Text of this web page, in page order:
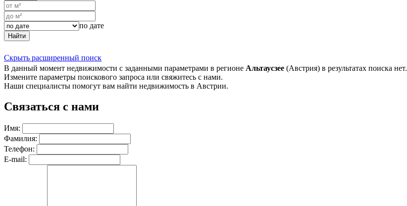
по дате
Найти
Скрыть расширенный поиск
В данный момент недвижимости с заданными параметрами в регионе Альтаусзее (Австрия) в результатах поиска нет.
Измените параметры поискового запроса или свяжитесь с нами.
Наши специалисты помогут вам найти недвижимость в Австрии.
Связаться с нами
Имя:
Фамилия:
Телефон:
E-mail: